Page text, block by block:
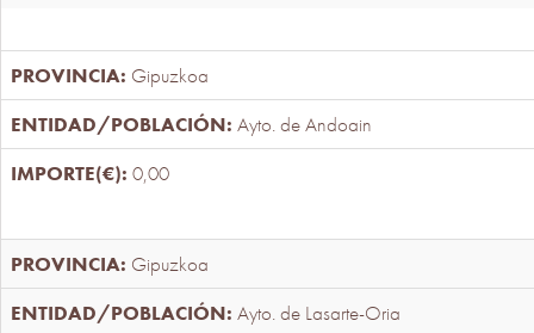
Gipuzkoa
Ayto. de Andoain
0,00
Gipuzkoa
Ayto. de Lasarte-Oria